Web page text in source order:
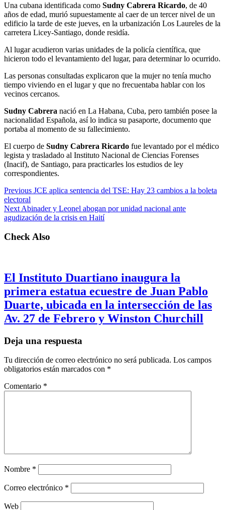
Una cubana identificada como Sudny Cabrera Ricardo, de 40
años de edad, murió supuestamente al caer de un tercer nivel de un
edificio la tarde de este jueves, en la urbanización Los Laureles de la
carretera Licey-Santiago, donde residía.
Al lugar acudieron varias unidades de la policía científica, que
hicieron todo el levantamiento del lugar, para determinar lo ocurrido.
Las personas consultadas explicaron que la mujer no tenía mucho
tiempo viviendo en el lugar y que no frecuentaba hablar con los
vecinos cercanos.
Sudny Cabrera nació en La Habana, Cuba, pero también posee la
nacionalidad Española, así lo indica su pasaporte, documento que
portaba al momento de su fallecimiento.
El cuerpo de Sudny Cabrera Ricardo fue levantado por el médico
legista y trasladado al Instituto Nacional de Ciencias Forenses
(Inacif), de Santiago, para practicarles los estudios de ley
correspondientes.
Previous JCE aplica sentencia del TSE: Hay 23 cambios a la boleta
electoral
Next Abinader y Leonel abogan por unidad nacional ante
agudización de la crisis en Haití
Check Also
El Instituto Duartiano inaugura la
primera estatua ecuestre de Juan Pablo
Duarte, ubicada en la intersección de las
Av. 27 de Febrero y Winston Churchill
Deja una respuesta
Tu dirección de correo electrónico no será publicada. Los campos
obligatorios están marcados con *
Comentario *
Nombre *
Correo electrónico *
Web